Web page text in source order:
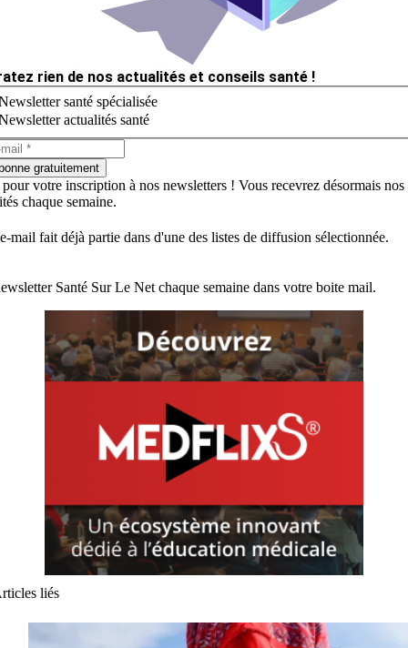
rien de nos actualités et conseils santé !
santé spécialisée
actualités santé
gratuitement
votre inscription à nos newsletters ! Vous recevrez désormais nos
chaque semaine.
mail fait déjà partie dans d'une des listes de diffusion sélectionnée.
Santé Sur Le Net chaque semaine dans votre boite mail.
liés